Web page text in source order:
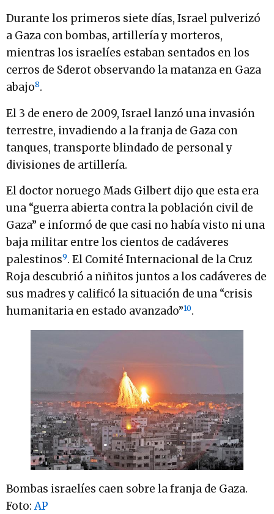
Durante los primeros siete días, Israel pulverizó
a Gaza con bombas, artillería y morteros,
mientras los israelíes estaban sentados en los
cerros de Sderot observando la matanza en Gaza
abajo8.
El 3 de enero de 2009, Israel lanzó una invasión
terrestre, invadiendo a la franja de Gaza con
tanques, transporte blindado de personal y
divisiones de artillería.
El doctor noruego Mads Gilbert dijo que esta era
una “guerra abierta contra la población civil de
Gaza” e informó de que casi no había visto ni una
baja militar entre los cientos de cadáveres
palestinos9. El Comité Internacional de la Cruz
Roja descubrió a niñitos juntos a los cadáveres de
sus madres y calificó la situación de una “crisis
humanitaria en estado avanzado”10.
Bombas israelíes caen sobre la franja de Gaza.
Foto:AP